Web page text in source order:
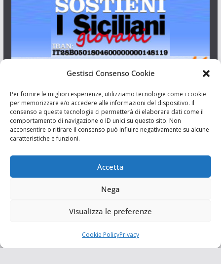
Gestisci Consenso Cookie
Per fornire le migliori esperienze, utilizziamo tecnologie come i cookie
per memorizzare e/o accedere alle informazioni del dispositivo. Il
consenso a queste tecnologie ci permetterà di elaborare dati come il
comportamento di navigazione o ID unici su questo sito. Non
acconsentire o ritirare il consenso può influire negativamente su alcune
caratteristiche e funzioni.
Accetta
Nega
Visualizza le preferenze
Cookie PolicyPrivacy
Aut. del tribunale di Catania n.23/2011 del 20/09/2011 Dir.
Resp. Riccardo Orioles.
Associazione Culturale I Siciliani Giovani
via Randazzo 27 Catania
I Siciliani Giovani. Tutti i diritti riservati.
Tema:ColorMagdi ThemeGrill. Powered byWordPress.